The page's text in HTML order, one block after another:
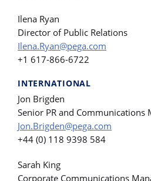
Ilena Ryan
Director of Public Relations
Ilena.Ryan@pega.com
+1 617-866-6722
INTERNATIONAL
Jon Brigden
Senior PR and Communications
Jon.Brigden@pega.com
+44 (0) 118 9398 584
Sarah King
Corporate Communications